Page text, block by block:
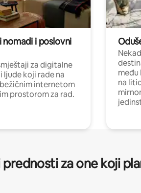
nomadi i poslovni
za digitalne
ljude koji rade na
internetom
prostorom za rad.
među
na
prednosti za one koji